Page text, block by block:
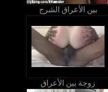
بين الأعراق الشرج
زوجة بين الأعراق